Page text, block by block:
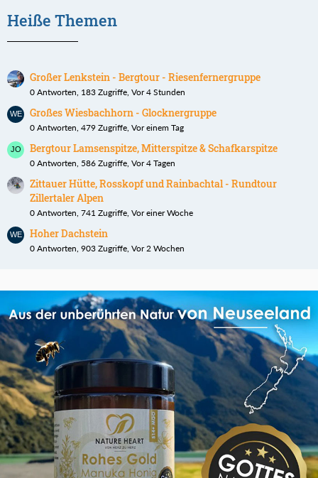
Heiße Themen
Großer Lenkstein - Bergtour - Riesenfernergruppe
0 Antworten, 183 Zugriffe, Vor 4 Stunden
Großes Wiesbachhorn - Glocknergruppe
0 Antworten, 479 Zugriffe, Vor einem Tag
Bergtour Lamsenspitze, Mitterspitze & Schafkarspitze
0 Antworten, 586 Zugriffe, Vor 4 Tagen
Zittauer Hütte, Rosskopf und Rainbachtal - Rundtour
Zillertaler Alpen
0 Antworten, 741 Zugriffe, Vor einer Woche
Hoher Dachstein
0 Antworten, 903 Zugriffe, Vor 2 Wochen